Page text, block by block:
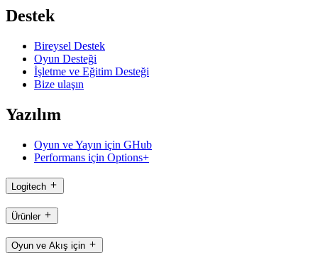
Destek
Bireysel Destek
Oyun Desteği
İşletme ve Eğitim Desteği
Bize ulaşın
Yazılım
Oyun ve Yayın için GHub
Performans için Options+
Logitech
Ürünler
Oyun ve Akış için